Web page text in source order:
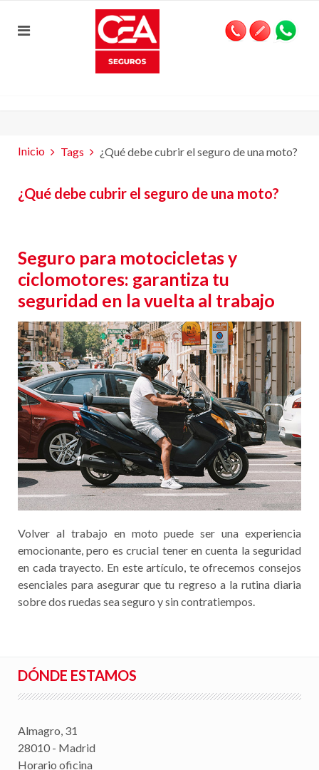
Inicio Tags ¿Qué debe cubrir el seguro de una moto?
¿Qué debe cubrir el seguro de una moto?
Seguro para motocicletas y
ciclomotores: garantiza tu
seguridad en la vuelta al trabajo
Volver al trabajo en moto puede ser una experiencia
emocionante, pero es crucial tener en cuenta la seguridad
en cada trayecto. En este artículo, te ofrecemos consejos
esenciales para asegurar que tu regreso a la rutina diaria
sobre dos ruedas sea seguro y sin contratiempos.
DÓNDE ESTAMOS
Almagro, 31
28010 - Madrid
Horario oficina